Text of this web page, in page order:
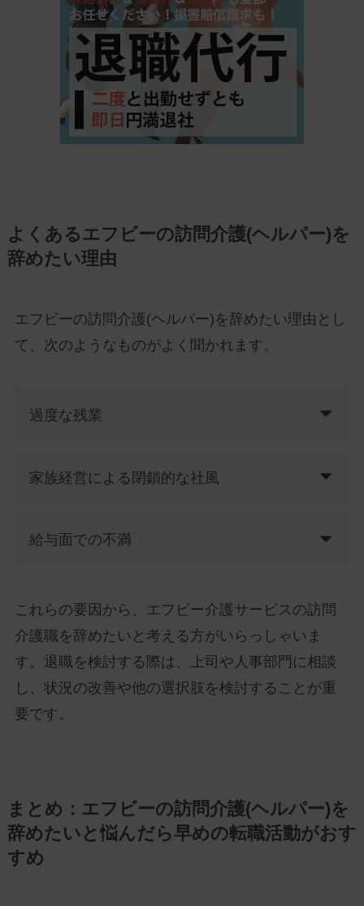
よくあるエフビーの訪問介護(ヘルパー)を
辞めたい理由
エフビーの訪問介護(ヘルパー)を辞めたい理由とし
て、次のようなものがよく聞かれます。
過度な残業
家族経営による閉鎖的な社風
給与面での不満
これらの要因から、エフビー介護サービスの訪問
介護職を辞めたいと考える方がいらっしゃいま
す。退職を検討する際は、上司や人事部門に相談
し、状況の改善や他の選択肢を検討することが重
要です。
まとめ：エフビーの訪問介護(ヘルパー)を
辞めたいと悩んだら早めの転職活動がおす
すめ